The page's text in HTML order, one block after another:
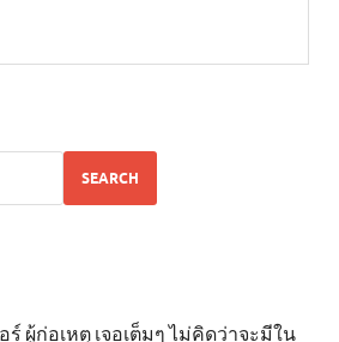
SEARCH
ร์ ผู้ก่อเหตุ เจอเต็มๆ ไม่คิดว่าจะมีใน